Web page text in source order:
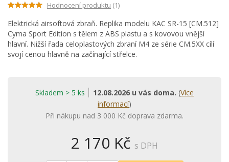
Hodnocení produktu (1)
Elektrická airsoftová zbraň. Replika modelu KAC SR-15 [CM.512]
Cyma Sport Edition s tělem z ABS plastu a s kovovou vnější
hlavní. Nižší řada celoplastových zbraní M4 ze série CM.5XX cílí
svojí cenou hlavně na začínající střelce.
Skladem > 5 ks 12.08.2026 u vás doma. (Více
informací)
Při nákupu nad 3 000 Kč doprava zdarma.
2 170 Kč s DPH